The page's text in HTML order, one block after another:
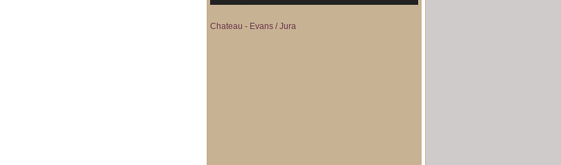
Chateau - Evans / Jura